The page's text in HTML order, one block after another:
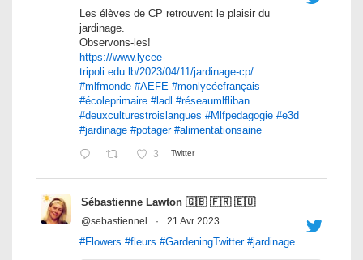
Les élèves de CP retrouvent le plaisir du
jardinage.
Observons-les!
https://www.lycee-
tripoli.edu.lb/2023/04/11/jardinage-cp/
#mlfmonde #AEFE #monlycéefrançais
#écoleprimaire #ladl #réseaumlfliban
#deuxculturestroislangues #Mlfpedagogie #e3d
#jardinage #potager #alimentationsaine
3 Twitter
Sébastienne Lawton 🇬🇧 🇫🇷 🇪🇺
@sebastiennel · 21 Avr 2023
#Flowers #fleurs #GardeningTwitter #jardinage